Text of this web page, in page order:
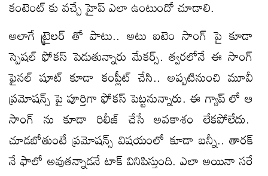
కంటెంట్ కు వచ్చే హైప్ ఎలా ఉంటుందో చూడాలి.
అలాగే ట్రైలర్ తో పాటు.. అటు ఐటెం సాంగ్ పై కూడా
స్పెషల్ ఫోకస్ పెడుతున్నారు మేకర్స్. త్వరలోనే ఈ సాంగ్
ఫైనల్ షూట్ కూడా కంప్లీట్ చేసి.. అప్పటినుంచి మూవీ
ప్రమోషన్స్ పై పూర్తిగా ఫోకస్ పెట్టనున్నారు. ఈ గ్యాప్ లో ఆ
సాంగ్ ను కూడా రిలీజ్ చేసే అవకాశం లేకపోలేదు.
చూడబోతుంటే ప్రమోషన్స్ విషయంలో కూడా బన్నీ.. తారక్
నే ఫాలో అవుతన్నాడనే టాక్ వినిపిస్తుంది. ఎలా అయినా సరే